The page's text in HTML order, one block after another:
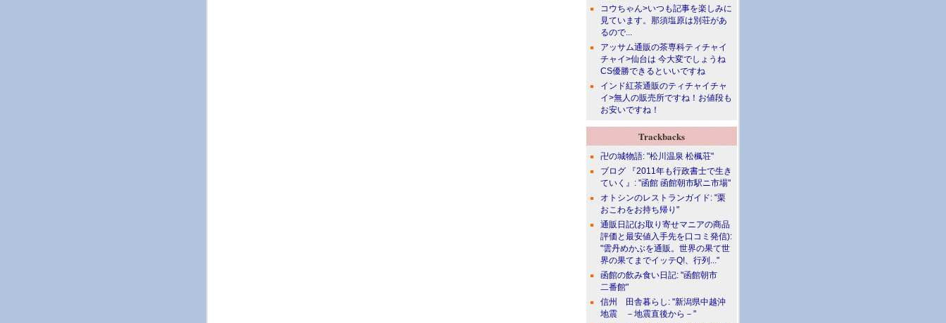
コウちゃん>いつも記事を楽しみに
見ています。那須塩原は別荘があ
るので...
アッサム通販の茶専科ティチャイ
チャイ>仙台は 今大変でしょうね
CS優勝できるといいですね
インド紅茶通販のティチャイチャ
イ>無人の販売所ですね！お値段も
お安いですね！
Trackbacks
卍の城物語: "松川温泉 松楓荘"
ブログ 『2011年も行政書士で生き
ていく』: "函館 函館朝市駅ニ市場"
オトシンのレストランガイド: "栗
おこわをお持ち帰り"
通販日記(お取り寄せマニアの商品
評価と最安値入手先を口コミ発信):
"雲丹めかぶを通販。世界の果て世
界の果てまでイッテQ!、行列..."
函館の飲み食い日記: "函館朝市
二番館"
信州 田舎暮らし: "新潟県中越沖
地震 －地震直後から－"